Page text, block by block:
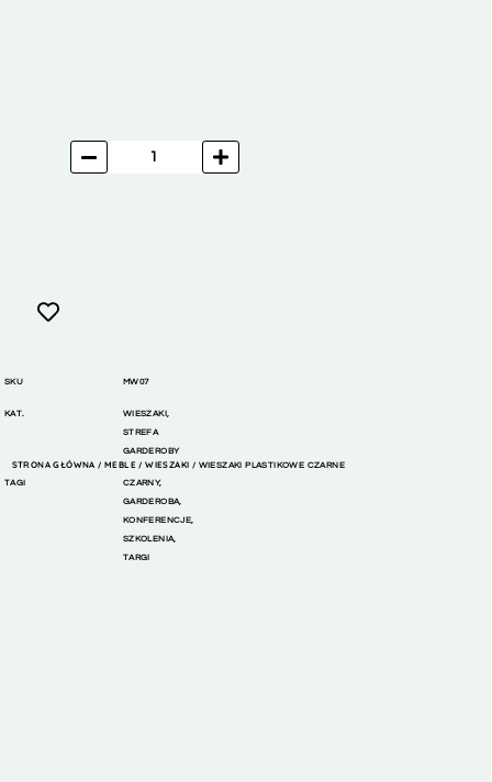
SKU MW07
KAT. WIESZAKI,
STREFA
GARDEROBY
TAGI CZARNY,
GARDEROBA
KONFERENCJE
SZKOLENIA
TARGI
STRONA GŁÓWNA /MEBLE /WIESZAKI / WIESZAKI PLASTIKOWE CZARNE